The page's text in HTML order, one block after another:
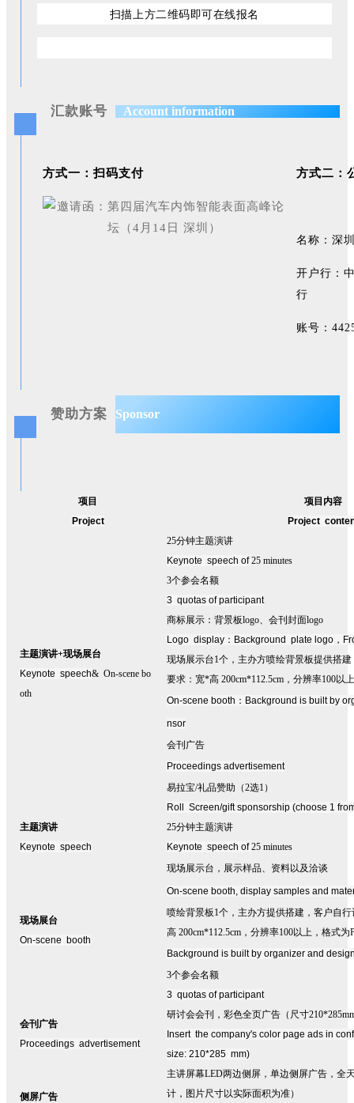
扫描上方二维码即可在线报名
汇款账号 Account information
方式一：扫码支付 方式二：
名称：深
开户行：
行
账号：
赞助方案 Sponsor
项目
Project
项目内容
Project
主题演讲+现场展台
Keynote speech& On-scene bo
oth
25分钟主题演讲
Keynote speech of25 minutes
3个参会名额
3 quotas of participant
商标展示：背景板logo、会刊封面logo
Logo display ： Background plate logo ，
现场展示台1个，主办方喷绘背景板提供搭
要求：宽*高 200cm*112.5cm ，分辨率100以
On-scene booth ： Background is built by
nsor
会刊广告
Proceedings advertisement
易拉宝/礼品赞助（2选1）
Roll Screen/gift sponsorship (choose 1
主题演讲
Keynote speech
25分钟主题演讲
Keynote speech of25 minutes
现场展台
On-scene booth
现场展示台，展示样品、资料以及洽谈
On-scene booth, display samples and
喷绘背景板1个，主办方提供搭建，客户自
高 200cm*112.5cm ，分辨率100以上，格式为
Background is built by organizer and
3个参会名额
3 quotas of participant
会刊广告
Proceedings advertisement
研讨会会刊，彩色全页广告（尺寸
Insert the company's color page ads in
size: 210*285 mm)
侧屏广告
主讲屏幕LED两边侧屏，单边侧屏广告，全
计，图片尺寸以实际面积为准）